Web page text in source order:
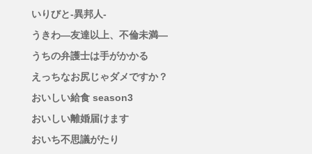
いりびと-異邦人-
うきわ―友達以上、不倫未満―
うちの弁護士は手がかかる
えっちなお尻じゃダメですか？
おいしい給食 season3
おいしい離婚届けます
おいち不思議がたり